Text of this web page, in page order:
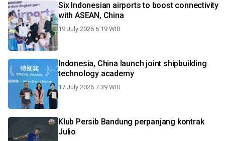
Six Indonesian airports to boost connectivity
with ASEAN, China
19 July 2026 6:19 WIB
Indonesia, China launch joint shipbuilding
technology academy
17 July 2026 7:39 WIB
Klub Persib Bandung perpanjang kontrak
Julio